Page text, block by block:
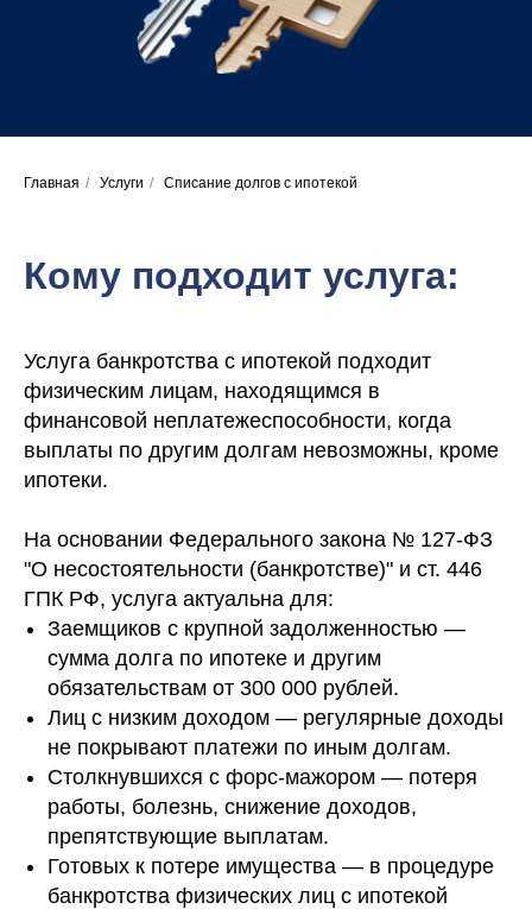
Главная / Услуги / Списание долгов с ипотекой
Кому подходит услуга:
Услуга банкротства с ипотекой подходит
физическим лицам, находящимся в
финансовой неплатежеспособности, когда
выплаты по другим долгам невозможны, кроме
ипотеки.
На основании Федерального закона № 127-ФЗ
"О несостоятельности (банкротстве)" и ст. 446
ГПК РФ, услуга актуальна для:
Заемщиков с крупной задолженностью —
сумма долга по ипотеке и другим
обязательствам от 300 000 рублей.
Лиц с низким доходом — регулярные доходы
не покрывают платежи по иным долгам.
Столкнувшихся с форс-мажором — потеря
работы, болезнь, снижение доходов,
препятствующие выплатам.
Готовых к потере имущества — в процедуре
банкротства физических лиц с ипотекой